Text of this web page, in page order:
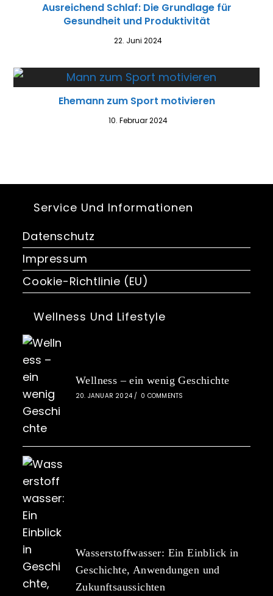
Ausreichend Schlaf: Die Grundlage für
Gesundheit und Produktivität
22. Juni 2024
Ehemann zum Sport motivieren
10. Februar 2024
Service Und Informationen
Datenschutz
Impressum
Cookie-Richtlinie (EU)
Wellness Und Lifestyle
Wellness – ein wenig Geschichte
20. JANUAR 2024 / 0 COMMENTS
Wasserstoffwasser: Ein Einblick in
Geschichte, Anwendungen und
Zukunftsaussichten